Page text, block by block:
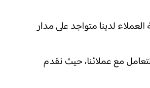
لدينا متواجد على مدار
مع عملائنا، حيث نقدم